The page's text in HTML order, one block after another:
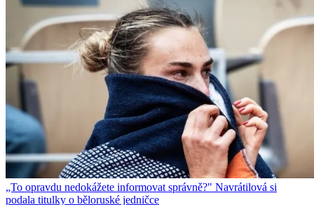
„To opravdu nedokážete informovat správně?" Navrátilová si
podala titulky o běloruské jedničce